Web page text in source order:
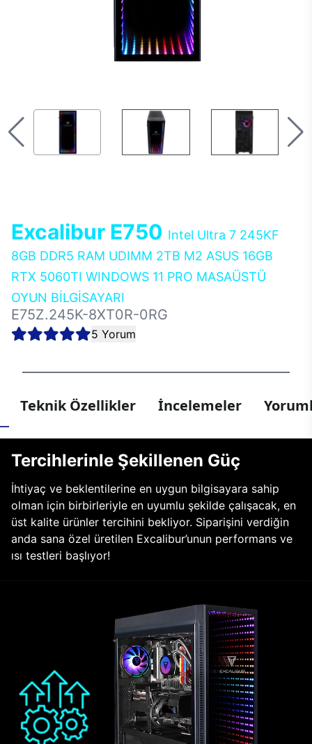
Excalibur E750 Intel Ultra 7 245KF
8GB DDR5 RAM UDIMM 2TB M2 ASUS 16GB
RTX 5060TI WINDOWS 11 PRO MASAÜSTÜ
OYUN BİLGİSAYARI
E75Z.245K-8XT0R-0RG
5 Yorum
Teknik Özellikler İncelemeler
Tercihlerinle Şekillenen Güç
İhtiyaç ve beklentilerine en uygun bilgisayara sahip
olman için birbirleriyle en uyumlu şekilde çalışacak, en
üst kalite ürünler tercihini bekliyor. Siparişini verdiğin
anda sana özel üretilen Excalibur’unun performans ve
ısı testleri başlıyor!